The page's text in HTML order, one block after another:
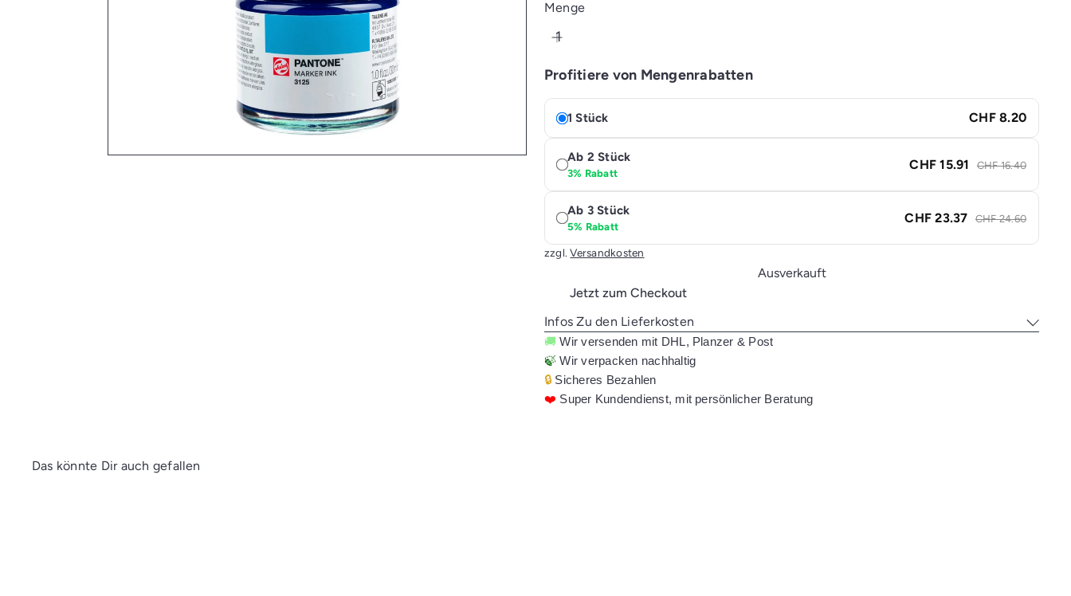
Preis
Menge
Profitiere von Mengenrabatten
1 Stück CHF 8.20
Ab 2 Stück
3% Rabatt
CHF 15.91 CHF 16.40
Ab 3 Stück
5% Rabatt
CHF 23.37 CHF 24.60
zzgl.Versandkosten
Ausverkauft
Jetzt zum Checkout
Infos Zu den Lieferkosten
🚚 Wir versenden mit DHL, Planzer & Post
🍃 Wir verpacken nachhaltig
🔒 Sicheres Bezahlen
❤️ Super Kundendienst, mit persönlicher Beratung
Das könnte Dir auch gefallen